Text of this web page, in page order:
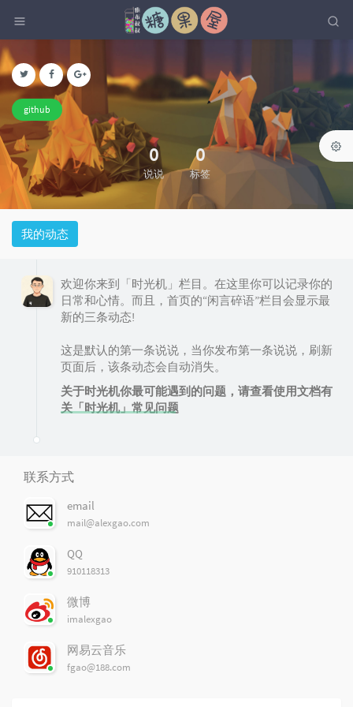
github
0
说说
0
标签
我的动态
欢迎你来到「时光机」栏目。在这里你可以记录你的
日常和心情。而且，首页的“闲言碎语”栏目会显示最
新的三条动态!
这是默认的第一条说说，当你发布第一条说说，刷新
页面后，该条动态会自动消失。
关于时光机你最可能遇到的问题，请查看使用文档有
关「时光机」常见问题
联系方式
email
mail@alexgao.com
QQ
910118313
微博
imalexgao
网易云音乐
fgao@188.com